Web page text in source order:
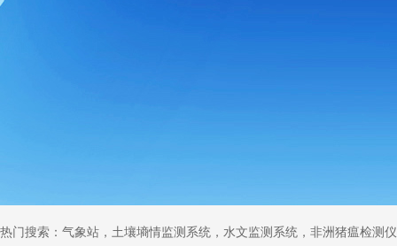
热门搜索：气象站，土壤墒情监测系统，水文监测系统，非洲猪瘟检测